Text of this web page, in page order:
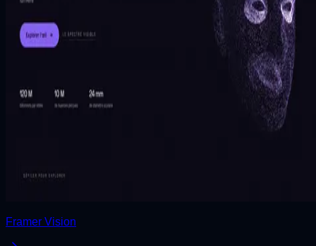
Framer Vision